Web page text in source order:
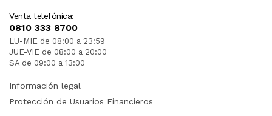
Venta telefónica:
0810 333 8700
LU-MIE de 08:00 a 23:59
JUE-VIE de 08:00 a 20:00
SA de 09:00 a 13:00
Información legal
Protección de Usuarios Financieros